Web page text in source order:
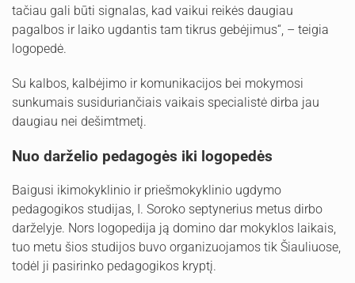
tačiau gali būti signalas, kad vaikui reikės daugiau
pagalbos ir laiko ugdantis tam tikrus gebėjimus“, – teigia
logopedė.
Su kalbos, kalbėjimo ir komunikacijos bei mokymosi
sunkumais susiduriančiais vaikais specialistė dirba jau
daugiau nei dešimtmetį.
Nuo darželio pedagogės iki logopedės
Baigusi ikimokyklinio ir priešmokyklinio ugdymo
pedagogikos studijas, I. Soroko septynerius metus dirbo
darželyje. Nors logopedija ją domino dar mokyklos laikais,
tuo metu šios studijos buvo organizuojamos tik Šiauliuose,
todėl ji pasirinko pedagogikos kryptį.